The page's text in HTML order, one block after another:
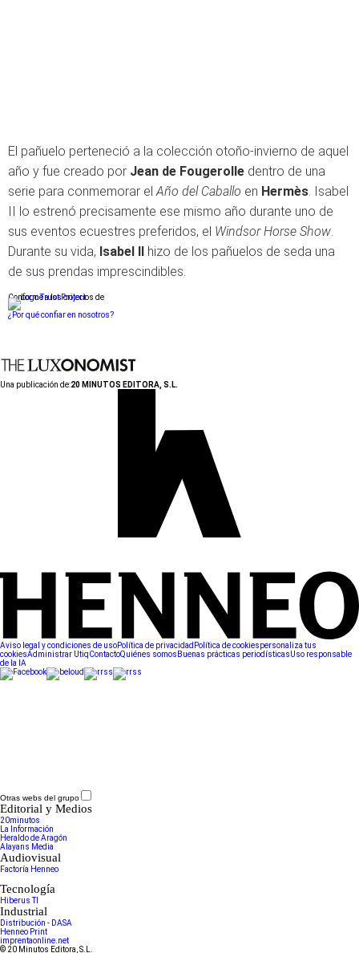
El pañuelo perteneció a la colección otoño-invierno de aquel
año y fue creado por Jean de Fougerolle dentro de una
serie para conmemorar elAño del Caballo en Hermès. Isabel
II lo estrenó precisamente ese mismo año durante uno de
sus eventos ecuestres preferidos, el Windsor Horse Show.
Durante su vida, Isabel II hizo de los pañuelos de seda una
de sus prendas imprescindibles.
Conforme a los criterios de
¿Por qué confiar en nosotros?
Una publicación de:20 MINUTOS EDITORA, S.L.
Aviso legal y condiciones de usoPolítica de privacidad Política de cookiespersonaliza tus
cookiesAdministrar UtiqContactoQuiénes somos Buenas prácticas periodísticasUso responsable
de la IA
Otras webs del grupo
Editorial y Medios
20minutos
La Información
Heraldo de Aragón
Alayans Media
Audiovisual
Factoría Henneo
Tecnología
Hiberus TI
Industrial
Distribución - DASA
Henneo Print
imprentaonline.net
© 20 Minutos Editora, S.L.